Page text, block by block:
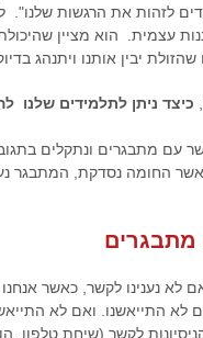
לזהות את הרגשות שלנו".
עצמית. הוא מציין
יבין אותנו ויתנהג
כיצד ניתן לתלמידים שלנו
עם מתבגרים ונתקלים
החומה נסדקת, המתבגר
מתבגרים
לא נענינו לקשר, כאשר
התייאשנו. ואם לא
הניסיונות לקשר (שיחת